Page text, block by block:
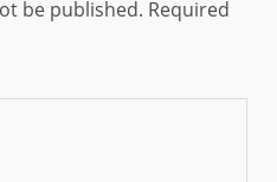
be published. Required